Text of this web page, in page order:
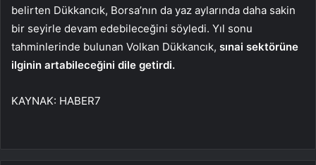
belirten Dükkancık, Borsa’nın da yaz aylarında daha sakin
bir seyirle devam edebileceğini söyledi. Yıl sonu
tahminlerinde bulunan Volkan Dükkancık, sınai sektörüne
ilginin artabileceğini dile getirdi.
KAYNAK: HABER7